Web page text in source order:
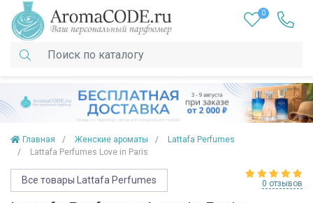
0
Главная Женские ароматы
Lattafa Perfumes
Lattafa Perfumes Love in Paris
Все товары Lattafa Perfumes 0 отзывов